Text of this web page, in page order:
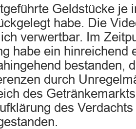
Geldstücke je
habe. Die
verwertbar. Im
habe ein hinreichend
bestanden,
durch
des
des